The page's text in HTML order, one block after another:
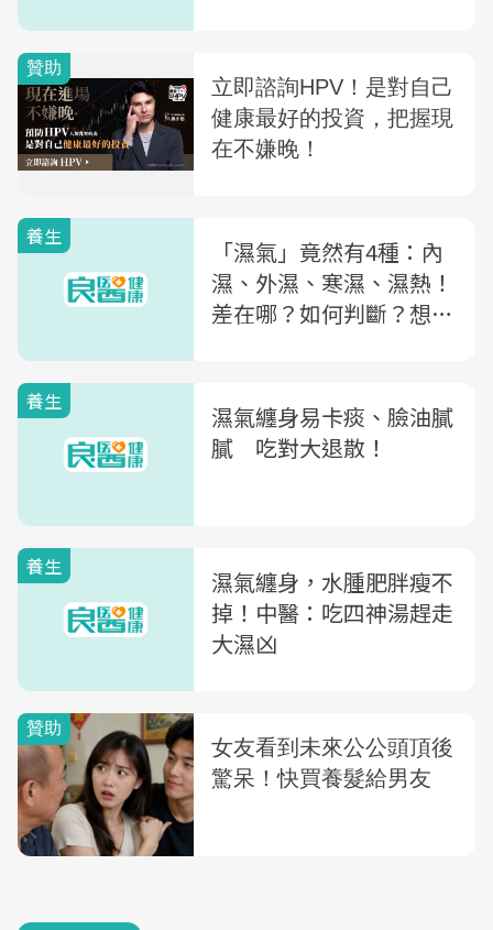
養生
「濕氣」竟然有4種：內
濕、外濕、寒濕、濕熱！
差在哪？如何判斷？想除
養生
濕氣纏身易卡痰、臉油膩
膩 吃對大退散！
養生
濕氣纏身，水腫肥胖瘦不
掉！中醫：吃四神湯趕走
大濕凶